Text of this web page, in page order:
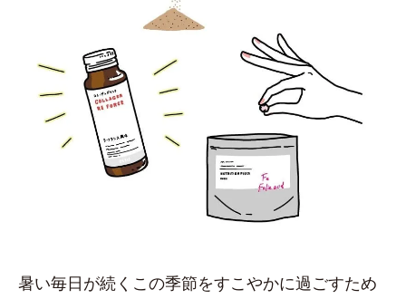
暑い毎日が続くこの季節をすこやかに過ごすため